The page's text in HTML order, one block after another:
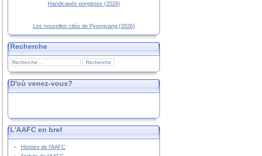
Handicapés pongistes (2026)
Les nouvelles cités de Pyongyang (2026)
Recherche
D'où venez-vous?
L'AAFC en bref
Histoire de l'AAFC